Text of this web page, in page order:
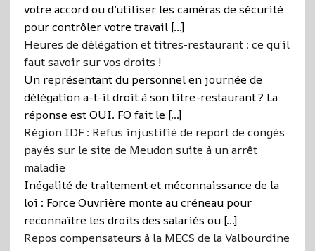
votre accord ou d’utiliser les caméras de sécurité
pour contrôler votre travail […]
Heures de délégation et titres-restaurant : ce qu’il
faut savoir sur vos droits !
Un représentant du personnel en journée de
délégation a-t-il droit à son titre-restaurant ? La
réponse est OUI. FO fait le […]
Région IDF : Refus injustifié de report de congés
payés sur le site de Meudon suite à un arrêt
maladie
Inégalité de traitement et méconnaissance de la
loi : Force Ouvrière monte au créneau pour
reconnaître les droits des salariés ou […]
Repos compensateurs à la MECS de la Valbourdine